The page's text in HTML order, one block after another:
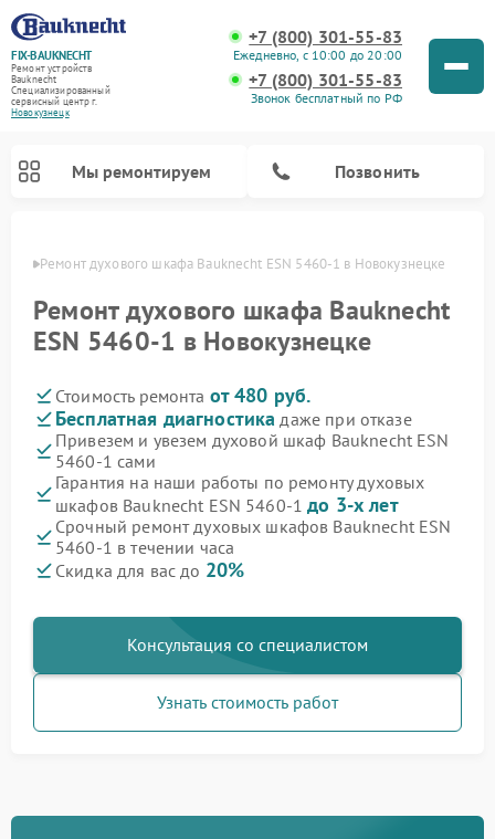
FIX-BAUKNECHT
Ремонт устройств
Bauknecht
Специализированный
cервисный центр г.
Новокузнецк
+7 (800) 301-55-83
Ежедневно, с 10:00 до 20:00
+7 (800) 301-55-83
Звонок бесплатный по РФ
Мы ремонтируем Позвонить
Ремонт духового шкафа Bauknecht ESN 5460-1 в Новокузнецке
Ремонт духового шкафа Bauknecht
ESN 5460-1 в Новокузнецке
Стоимость ремонта от 480 руб.
Бесплатная диагностика даже при отказе
Привезем и увезем духовой шкаф Bauknecht ESN
5460-1 сами
Гарантия на наши работы по ремонту духовых
шкафов Bauknecht ESN 5460-1до 3-х лет
Срочный ремонт духовых шкафов Bauknecht ESN
5460-1 в течении часа
Скидка для вас до 20%
Консультация со специалистом
Узнать стоимость работ